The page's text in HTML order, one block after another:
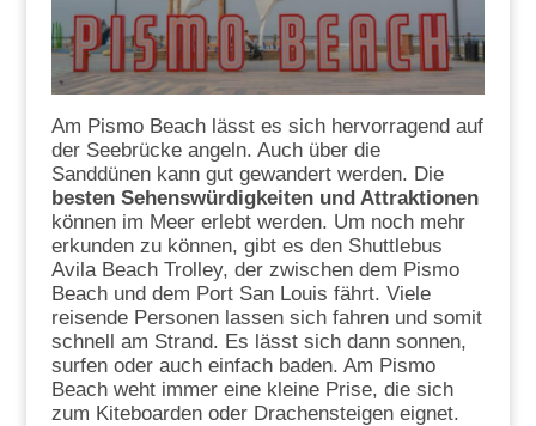
Am Pismo Beach lässt es sich hervorragend auf
der Seebrücke angeln. Auch über die
Sanddünen kann gut gewandert werden. Die
besten Sehenswürdigkeiten und Attraktionen
können im Meer erlebt werden. Um noch mehr
erkunden zu können, gibt es den Shuttlebus
Avila Beach Trolley, der zwischen dem Pismo
Beach und dem Port San Louis fährt. Viele
reisende Personen lassen sich fahren und somit
schnell am Strand. Es lässt sich dann sonnen,
surfen oder auch einfach baden. Am Pismo
Beach weht immer eine kleine Prise, die sich
zum Kiteboarden oder Drachensteigen eignet.